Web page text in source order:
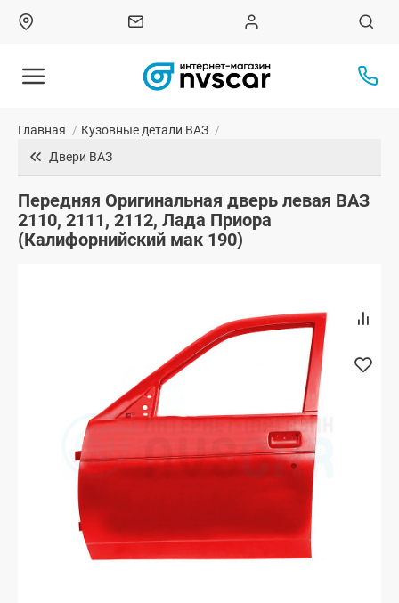
Главная / Кузовные детали ВАЗ /
Двери ВАЗ
Передняя Оригинальная дверь левая ВАЗ
2110, 2111, 2112, Лада Приора
(Калифорнийский мак 190)